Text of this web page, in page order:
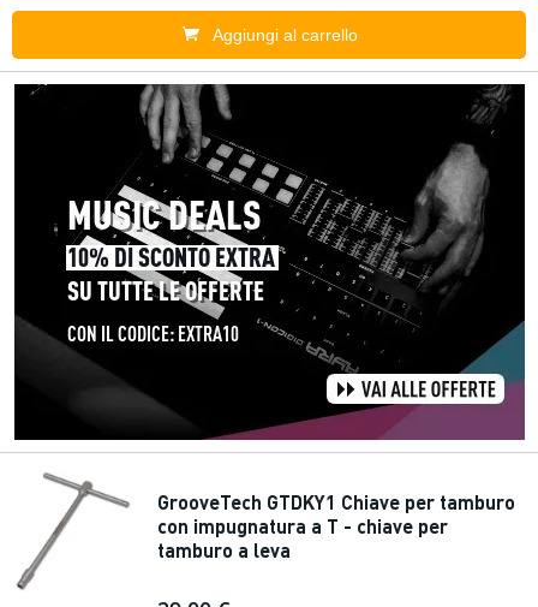
Aggiungi al carrello
GrooveTech GTDKY1 Chiave per tamburo
con impugnatura a T - chiave per
tamburo a leva